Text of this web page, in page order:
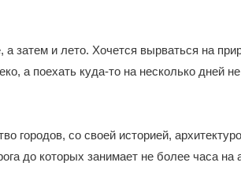
затем и лето. Хочется вырваться на
а поехать куда-то на несколько дней
городов, со своей историей,
до которых занимает не более часа на